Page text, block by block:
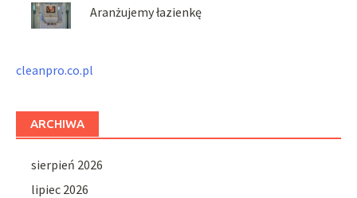
Aranżujemy łazienkę
cleanpro.co.pl
ARCHIWA
sierpień 2026
lipiec 2026